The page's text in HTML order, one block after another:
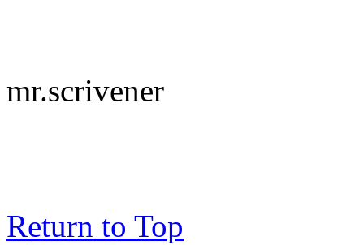
mr.scrivener
Return to Top